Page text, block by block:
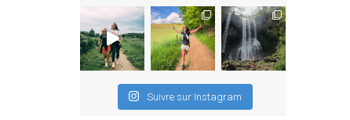
Suivre sur Instagram